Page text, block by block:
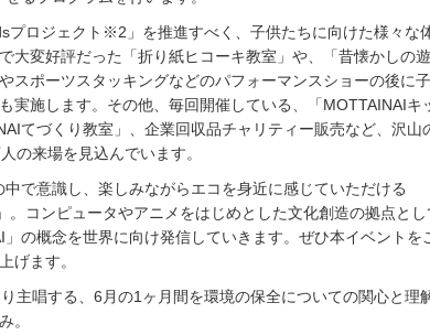
プロジェクト※2」を推進すべく、子供たちに向けた様々な
大変好評だった「折り紙ヒコーキ教室」や、「昔懐かしの
スポーツスタッキングなどのパフォーマンスショーの後に
実施します。その他、毎回開催している、「MOTTAINAIキ
てづくり教室」、企業回収品チャリティー販売など、沢山
の来場を見込んでいます。
中で意識し、楽しみながらエコを身近に感じていただける
。コンピュータやアニメをはじめとした文化創造の拠点と
の概念を世界に向け発信していきます。ぜひ本イベントを
げます。
主唱する、6月の1ヶ月間を環境の保全についての関心と理
。